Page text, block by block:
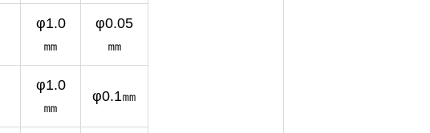
φ1.0
㎜
φ0.05
㎜
φ1.0
㎜
φ0.1㎜